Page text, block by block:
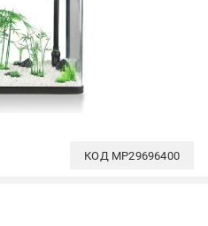
КОД MP29696400